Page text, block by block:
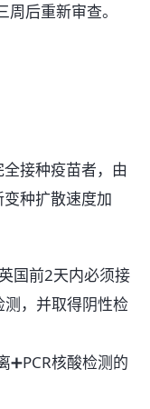
后重新审查。
接种疫苗者，由
种扩散速度加
国前2天内必须接
测，并取得阴性检
核酸检测的